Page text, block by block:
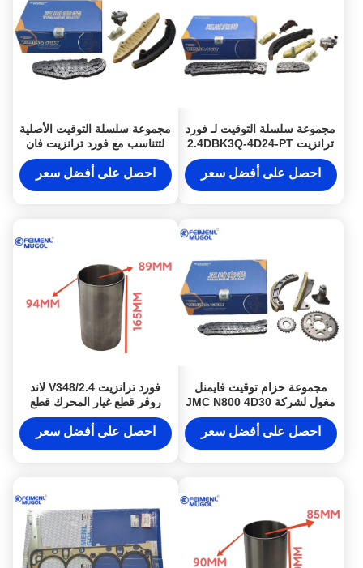
مجموعة سلسلة التوقيت لـ فورد
ترانزيت 2.4DBK3Q-4D24-PT
مجموعة إصلاح كاملة جديدة
احصل على أفضل سعر
مجموعة سلسلة التوقيت الأصلية
لتتناسب مع فورد ترانزيت فان
VM 2.2L B3031010BA نظام
محرك السيارة
احصل على أفضل سعر
مجموعة حزام توقيت فايمنل
مغول لشركة JMC N800 4D30
احصل على أفضل سعر
فورد ترانزيت V348/2.4 لاند
روڤر قطع غيار المحرك قطع
غيار السيارات VM سلندر لينر
1002021-0001-001
احصل على أفضل سعر